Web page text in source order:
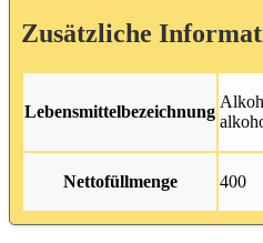
Zusätzliche
Lebensmittelbezeichnung
Nettofüllmenge 400